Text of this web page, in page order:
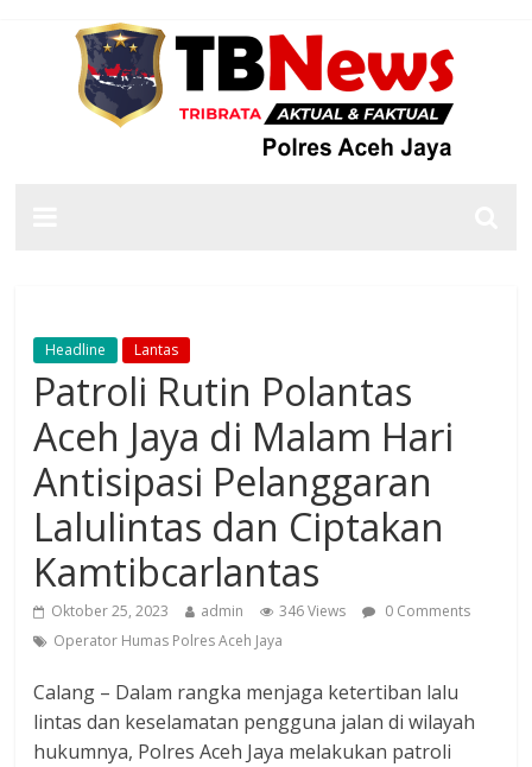
Headline Lantas
Patroli Rutin Polantas
Aceh Jaya di Malam Hari
Antisipasi Pelanggaran
Lalulintas dan Ciptakan
Kamtibcarlantas
Oktober 25, 2023 admin 346 Views
0 Comments
Operator Humas Polres Aceh Jaya
Calang – Dalam rangka menjaga ketertiban lalu
lintas dan keselamatan pengguna jalan di wilayah
hukumnya, Polres Aceh Jaya melakukan patroli